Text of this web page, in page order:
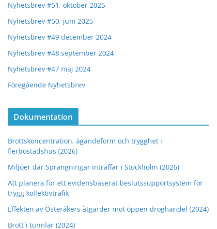
Nyhetsbrev #51, oktober 2025
Nyhetsbrev #50, juni 2025
Nyhetsbrev #49 december 2024
Nyhetsbrev #48 september 2024
Nyhetsbrev #47 maj 2024
Föregående Nyhetsbrev
Dokumentation
Brottskoncentration, ägandeform och trygghet i
flerbostadshus (2026)
Miljöer där Sprängningar inträffar i Stockholm (2026)
Att planera för ett evidensbaserat beslutssupportsystem för
trygg kollektivtrafik
Effekten av Österåkers åtgärder mot öppen droghandel (2024)
Brott i tunnlar (2024)